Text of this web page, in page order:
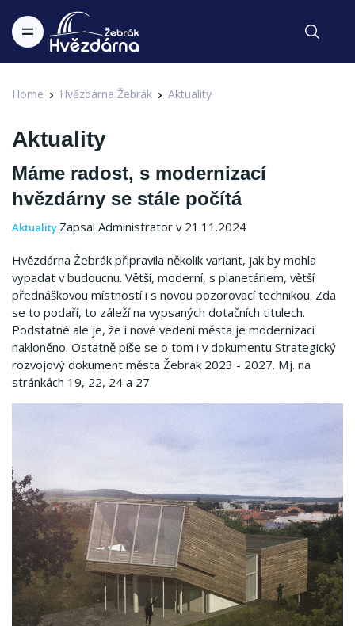
Home Hvězdárna Žebrák Aktuality
Aktuality
Máme radost, s modernizací
hvězdárny se stále počítá
Aktuality Zapsal Administrator v 21.11.2024
Hvězdárna Žebrák připravila několik variant, jak by mohla
vypadat v budoucnu. Větší, moderní, s planetáriem, větší
přednáškovou místností i s novou pozorovací technikou. Zda
se to podaří, to záleží na vypsaných dotačních titulech.
Podstatné ale je, že i nové vedení města je modernizaci
nakloněno. Ostatně píše se o tom i v dokumentu Strategický
rozvojový dokument města Žebrák 2023 - 2027. Mj. na
stránkách 19, 22, 24 a 27.